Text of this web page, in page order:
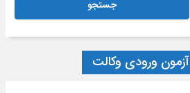
آزمون ورودی وکالت